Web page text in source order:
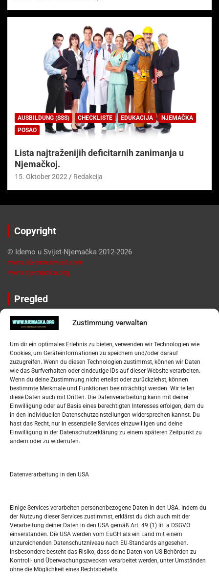
Zustimmung verwalten
Um dir ein optimales Erlebnis zu bieten, verwenden wir Technologien wie
Cookies, um Geräteinformationen zu speichern und/oder darauf
zuzugreifen. Wenn du diesen Technologien zustimmst, können wir Daten
wie das Surfverhalten oder eindeutige IDs auf dieser Website verarbeiten.
Wenn du deine Zustimmung nicht erteilst oder zurückziehst, können
bestimmte Merkmale und Funktionen beeinträchtigt werden. Wir teilen
diese Daten auch mit Dritten. Die Datenverarbeitung kann mit deiner
Einwilligung oder auf Basis eines berechtigten Interesses erfolgen, dem du
in den individuellen Datenschutzeinstellungen widersprechen kannst. Du
hast das Recht, nur in essenzielle Services einzuwilligen und deine
Einwilligung in der Datenschutzerklärung zu einem späteren Zeitpunkt zu
ändern oder zu widerrufen.
Datenverarbeitung in den USA
Einige Services verarbeiten personenbezogene Daten in den USA. Indem du
der Nutzung dieser Services zustimmst, erklärst du dich auch mit der
Verarbeitung deiner Daten in den USA gemäß Art. 49 (1) lit. a DSGVO
einverstanden. Die USA werden vom EuGH als ein Land mit einem
unzureichenden Datenschutzniveau nach EU-Standards angesehen.
Insbesondere besteht das Risiko, dass deine Daten von US-Behörden zu
Kontroll- und Überwachungszwecken verarbeitet werden, unter Umständen
ohne die Möglichkeit eines Rechtsbehelfs.
AUSBILDUNG (SSS) CHECKLISTE EDUKACIJA
NJEMAČKA
POSAO
Lista najtraženijih deficitarnih zanimanja u
Njemačkoj.
15. Oktober 2022 Redakcija
Copyright
© Idemo u Svijet-Njemačka 2012-2026
www.idemousvijet.com
www.njemacka.org
Pregled
Impressum
Datenschutzerklärung
Widerufsbelehrung
Oglašavanje / Postavite svoj oglas
Tko je “Idemo u Svijet – Njemačka?
Pretražite stranicu:
S
e
a
h
M D M D F S S
1
3 4 5 6 7 8
10 11 12 13 14 15 16